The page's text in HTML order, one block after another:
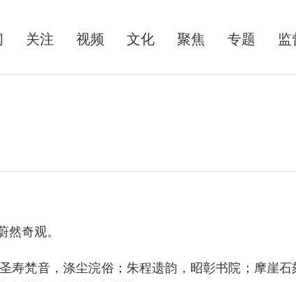
关注 视频 文化 聚焦 专题 监
奇观。
梵音，涤尘浣俗；朱程遗韵，昭彰书院；摩崖石